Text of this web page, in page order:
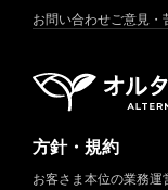
お問い合わせご意見・
方針・規約
お客さま本位の業務